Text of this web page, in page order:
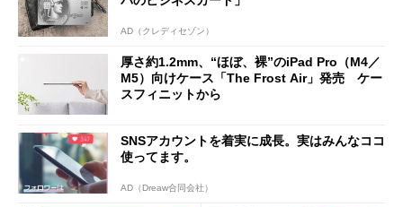
AD（クレディセゾン）
厚さ約1.2mm、“ほぼ、裸”のiPad Pro（M4／
M5）向けケース「The Frost Air」発売 ケー
スフィニットから
SNSアカウントを着実に成長。実はみんなココ
使ってます。
AD（Dreaw合同会社）